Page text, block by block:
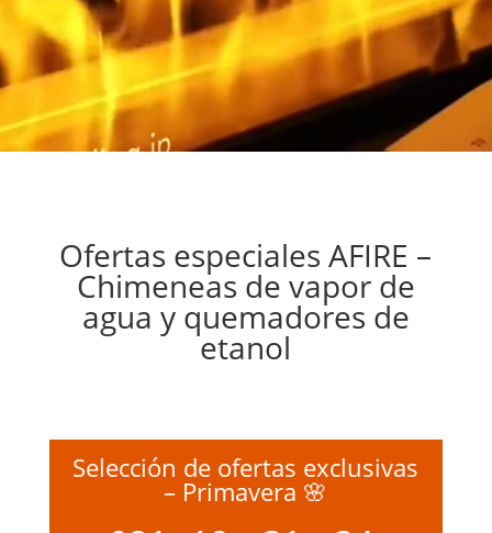
Ofertas especiales AFIRE –
Chimeneas de vapor de
agua y quemadores de
etanol
Selección de ofertas exclusivas
– Primavera 🌸